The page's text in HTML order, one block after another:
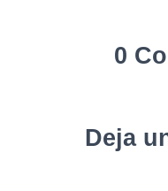
0
Deja